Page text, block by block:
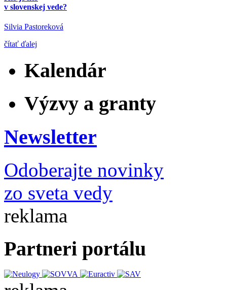
v slovenskej vede?
Silvia Pastoreková
čítať ďalej
Kalendár
Výzvy a granty
Newsletter
Odoberajte novinky
zo sveta vedy
reklama
Partneri portálu